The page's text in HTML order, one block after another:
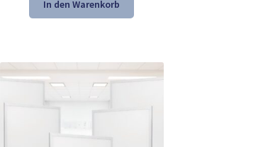
82,28 € 59,98 €.
In den Warenkorb